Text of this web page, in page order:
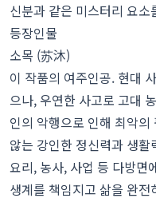
신분과 같은 미스터리 요
등장인물
소목 (苏沐)
이 작품의 여주인공. 현대
으나, 우연한 사고로 고대
인의 악행으로 인해 최악
않는 강인한 정신력과 생
요리, 농사, 사업 등 다방면
생계를 책임지고 삶을 완